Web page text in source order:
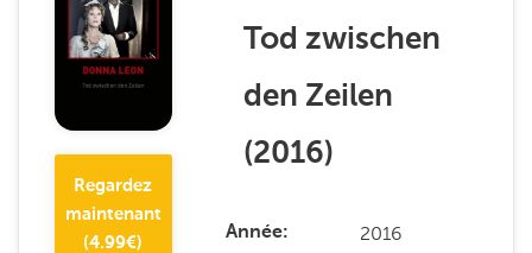
Regardez
maintenant
(4.99€)
Tod zwischen
den Zeilen
(2016)
Année 2016